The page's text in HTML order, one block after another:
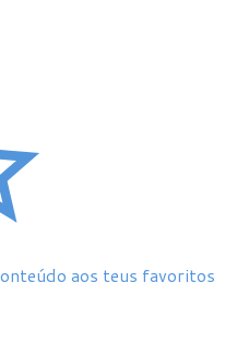
aos teus favoritos